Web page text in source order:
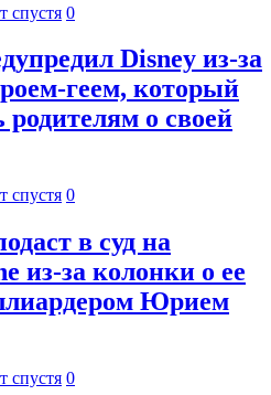
спустя 0
Disney из-за
геем, который
родителям о своей
спустя 0
в суд на
из-за колонки о ее
Юрием
спустя 0